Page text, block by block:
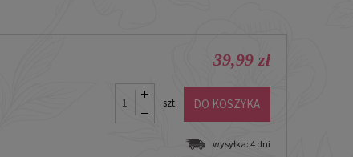
39,99 zł
szt. DO KOSZYKA
wysyłka: 4 dni